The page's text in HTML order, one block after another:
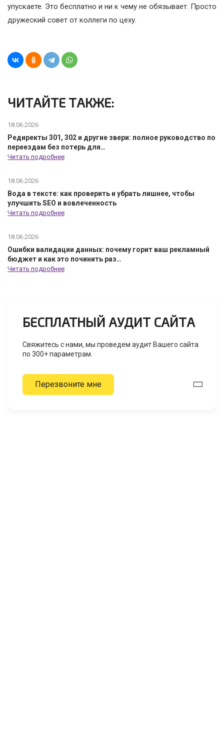
упускаете. Это бесплатно и ни к чему не обязывает. Просто
дружеский совет от коллеги по цеху.
ЧИТАЙТЕ ТАКЖЕ:
18.06.2026
Редиректы 301, 302 и другие звери: полное руководство по
переездам без потерь для…
Читать подробнее
18.06.2026
Вода в тексте: как проверить и убрать лишнее, чтобы
улучшить SEO и вовлеченность
Читать подробнее
18.06.2026
Ошибки валидации данных: почему горит ваш рекламный
бюджет и как это починить раз…
Читать подробнее
БЕСПЛАТНЫЙ АУДИТ САЙТА
Свяжитесь с нами, мы проведем аудит Вашего сайта
по 300+ параметрам.
Перезвоните мне